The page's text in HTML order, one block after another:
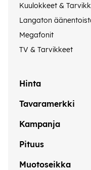
Kuulokkeet &
Langaton
Megafonit
TV & Tarvikkeet
Hinta
Tavaramerkki
Kampanja
Pituus
Muotoseikka